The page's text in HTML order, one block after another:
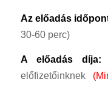
Az előadás
30-60 perc)
A előadás
előfizetőinknek